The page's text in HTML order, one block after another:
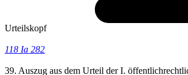
Urteilskopf
118 Ia 282
39. Auszug aus dem Urteil der I.